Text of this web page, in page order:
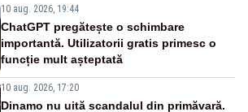
10 aug. 2026, 19:44
ChatGPT pregătește o schimbare
importantă. Utilizatorii gratis primesc o
funcție mult așteptată
10 aug. 2026, 17:20
Dinamo nu uită scandalul din primăvară.